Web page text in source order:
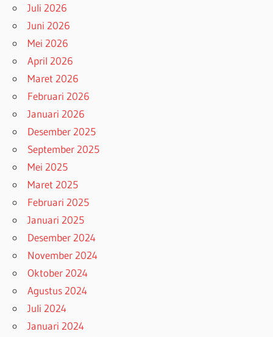
Juli 2026
Juni 2026
Mei 2026
April 2026
Maret 2026
Februari 2026
Januari 2026
Desember 2025
September 2025
Mei 2025
Maret 2025
Februari 2025
Januari 2025
Desember 2024
November 2024
Oktober 2024
Agustus 2024
Juli 2024
Januari 2024